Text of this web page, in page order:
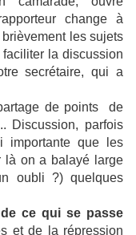
change à
les sujets
la discussion
secrétaire, qui a
de points de
Discussion, parfois
importante que les
là on a balayé large
oubli ?) quelques
ce qui se passe
et de la répression